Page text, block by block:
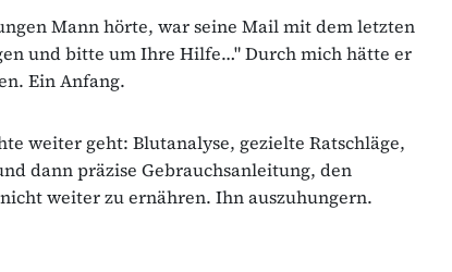
Mann hörte, war seine Mail mit dem letzten
und bitte um Ihre Hilfe…" Durch mich hätte er
Ein Anfang.
weiter geht: Blutanalyse, gezielte Ratschläge,
dann präzise Gebrauchsanleitung, den
weiter zu ernähren. Ihn auszuhungern.